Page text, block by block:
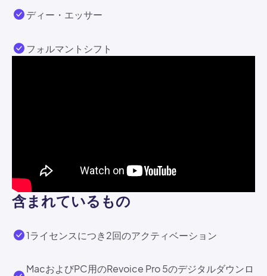
ディー・エッサー
フォルマントシフト
含まれているもの
1ライセンスにつき2回のアクティベーション
MacおよびPC用のRevoice Pro 5のデジタルダウンロ